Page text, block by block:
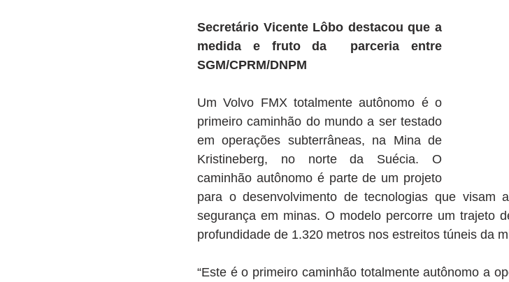
Secretário Vicente Lôbo destacou que a
medida e fruto da  parceria entre
SGM/CPRM/DNPM
Um Volvo FMX totalmente autônomo é o
primeiro caminhão do mundo a ser testado
em operações subterrâneas, na Mina de
Kristineberg, no norte da Suécia. O
caminhão autônomo é parte de um projeto
para o desenvolvimento de tecnologias que visam
segurança em minas. O modelo percorre um trajeto
profundidade de 1.320 metros nos estreitos túneis da
“Este é o primeiro caminhão totalmente autônomo a